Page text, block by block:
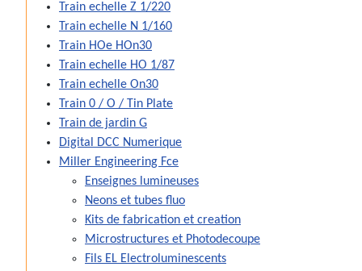
Train echelle Z 1/220
Train echelle N 1/160
Train HOe HOn30
Train echelle HO 1/87
Train echelle On30
Train 0 / O / Tin Plate
Train de jardin G
Digital DCC Numerique
Miller Engineering Fce
Enseignes lumineuses
Neons et tubes fluo
Kits de fabrication et creation
Microstructures et Photodecoupe
Fils EL Electroluminescents